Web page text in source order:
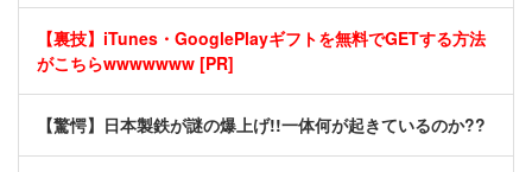
【裏技】iTunes・GooglePlayギフトを無料でGETする方法
がこちらwwwwwww [PR]
【驚愕】日本製鉄が謎の爆上げ!!一体何が起きているのか??